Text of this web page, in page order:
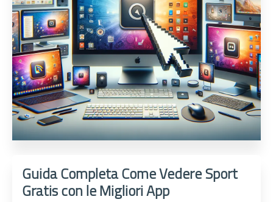
Guida Completa Come Vedere Sport
Gratis con le Migliori App